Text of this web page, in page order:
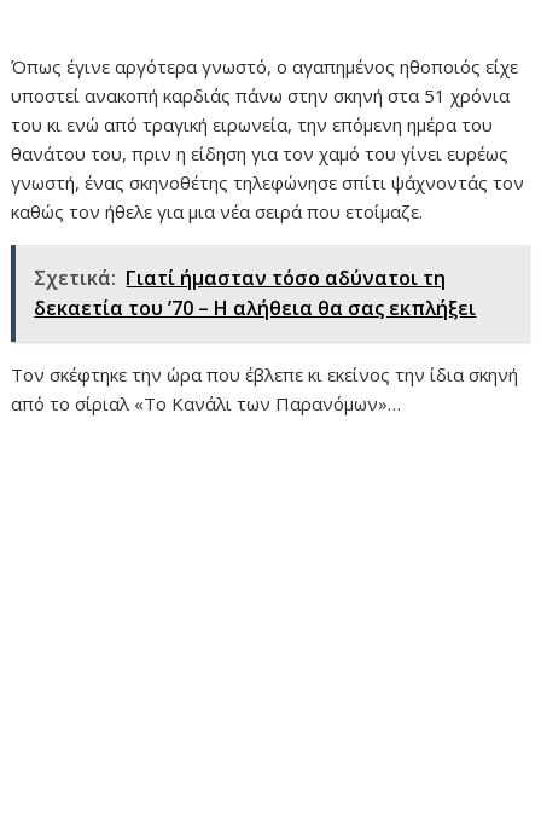
Όπως έγινε αργότερα γνωστό, ο αγαπημένος ηθοποιός είχε
υποστεί ανακοπή καρδιάς πάνω στην σκηνή στα 51 χρόνια
του κι ενώ από τραγική ειρωνεία, την επόμενη ημέρα του
θανάτου του, πριν η είδηση για τον χαμό του γίνει ευρέως
γνωστή, ένας σκηνοθέτης τηλεφώνησε σπίτι ψάχνοντάς τον
καθώς τον ήθελε για μια νέα σειρά που ετοίμαζε.
Σχετικά: Γιατί ήμασταν τόσο αδύνατοι τη
δεκαετία του ’70 – Η αλήθεια θα σας εκπλήξει
Τον σκέφτηκε την ώρα που έβλεπε κι εκείνος την ίδια σκηνή
από το σίριαλ «Το Κανάλι των Παρανόμων»…